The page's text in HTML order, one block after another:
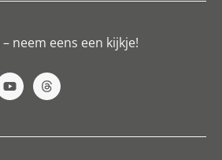
neem eens een kijkje!